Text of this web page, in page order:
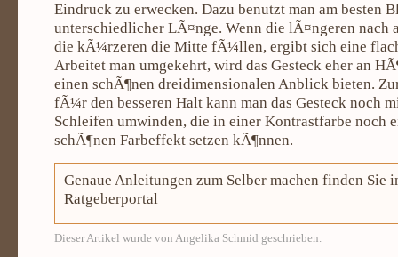
Eindruck zu erwecken. Dazu benutzt man am besten
unterschiedlicher LÃ¤nge. Wenn die lÃ¤ngeren nach
die kÃ¼rzeren die Mitte fÃ¼llen, ergibt sich eine
Arbeitet man umgekehrt, wird das Gesteck eher an
einen schÃ¶nen dreidimensionalen Anblick bieten.
fÃ¼r den besseren Halt kann man das Gesteck noch
Schleifen umwinden, die in einer Kontrastfarbe noch
schÃ¶nen Farbeffekt setzen kÃ¶nnen.
Genaue Anleitungen zum Selber machen finden Sie
Ratgeberportal
Dieser Artikel wurde von Angelika Schmid geschrieben.